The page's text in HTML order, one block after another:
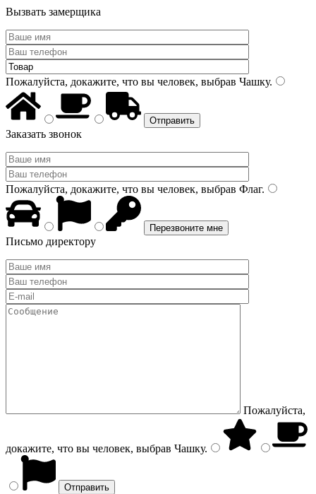
Вызвать замерщика
Пожалуйста, докажите, что вы человек, выбрав Чашку.
Заказать звонок
Пожалуйста, докажите, что вы человек, выбрав Флаг.
Письмо директору
Пожалуйста,
докажите, что вы человек, выбрав Чашку.